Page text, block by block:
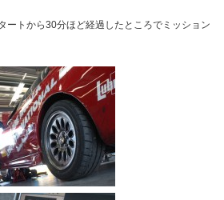
ートから30分ほど経過したところでミッション